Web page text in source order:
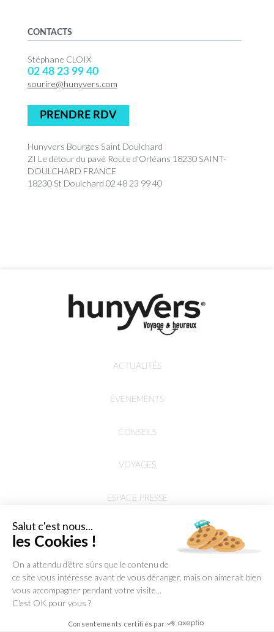
CONTACTS
Stéphane CLOIX
02 48 23 99 40
sourire@hunyvers.com
PRENDRE RDV
Hunyvers Bourges Saint Doulchard
ZI Le détour du pavé Route d'Orléans 18230 SAINT-
DOULCHARD FRANCE
18230 St Doulchard 02 48 23 99 40
ACTUALITÉS
ÉVENEMENTS
CONSEILS
VOYAGES
ESPACE PRESSE
Salut c'est nous...
les Cookies !
On a attendu d'être sûrs que le contenu de
ce site vous intéresse avant de vous déranger, mais on aimerait bien
vous accompagner pendant votre visite...
C'est OK pour vous ?
Consentements certifiés par